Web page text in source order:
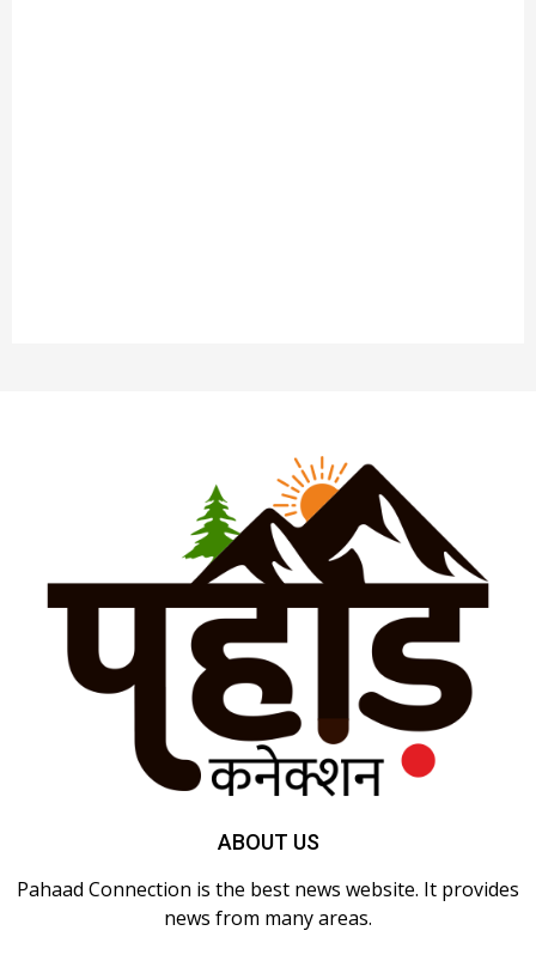
ABOUT US
Pahaad Connection is the best news website. It provides
news from many areas.